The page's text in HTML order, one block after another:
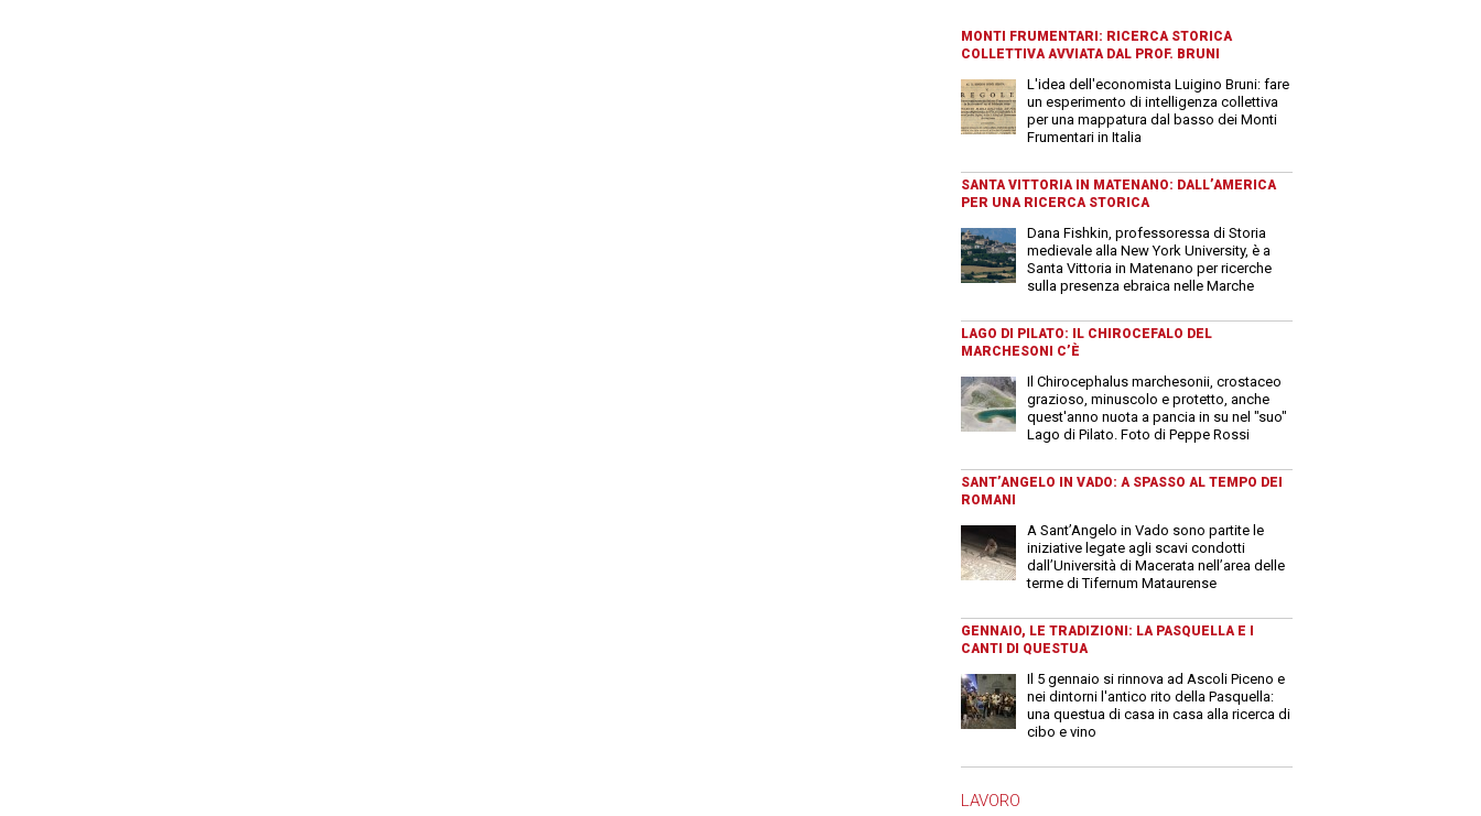
MONTI FRUMENTARI: RICERCA STORICA
COLLETTIVA AVVIATA DAL PROF. BRUNI
L'idea dell'economista Luigino Bruni: fare
un esperimento di intelligenza collettiva
per una mappatura dal basso dei Monti
Frumentari in Italia
SANTA VITTORIA IN MATENANO: DALL’AMERICA
PER UNA RICERCA STORICA
Dana Fishkin, professoressa di Storia
medievale alla New York University, è a
Santa Vittoria in Matenano per ricerche
sulla presenza ebraica nelle Marche
LAGO DI PILATO: IL CHIROCEFALO DEL
MARCHESONI C’È
Il Chirocephalus marchesonii, crostaceo
grazioso, minuscolo e protetto, anche
quest'anno nuota a pancia in su nel "suo"
Lago di Pilato. Foto di Peppe Rossi
SANT’ANGELO IN VADO: A SPASSO AL TEMPO DEI
ROMANI
A Sant’Angelo in Vado sono partite le
iniziative legate agli scavi condotti
dall’Università di Macerata nell’area delle
terme di Tifernum Mataurense
GENNAIO, LE TRADIZIONI: LA PASQUELLA E I
CANTI DI QUESTUA
Il 5 gennaio si rinnova ad Ascoli Piceno e
nei dintorni l'antico rito della Pasquella:
una questua di casa in casa alla ricerca di
cibo e vino
LAVORO